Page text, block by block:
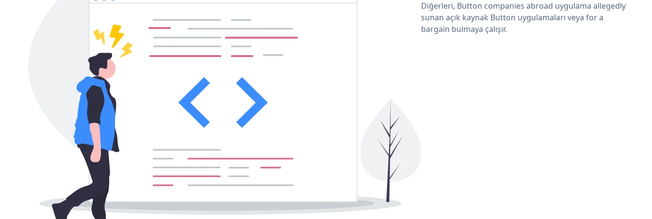
Diğerleri, Button companies abroad uygulama allegedly
sunan açık kaynak Button uygulamaları veya for a
bargain bulmaya çalışır.